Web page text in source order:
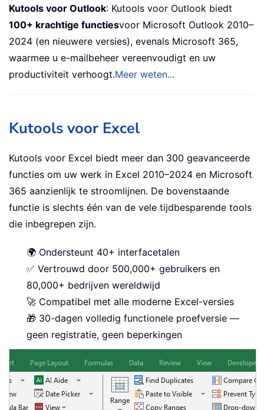
Kutools voor Outlook: Kutools voor Outlook biedt
100+ krachtige functiesvoor Microsoft Outlook 2010–
2024 (en nieuwere versies), evenals Microsoft 365,
waarmee u e-mailbeheer vereenvoudigt en uw
productiviteit verhoogt.Meer weten...
Kutools voor Excel
Kutools voor Excel biedt meer dan 300 geavanceerde
functies om uw werk in Excel 2010–2024 en Microsoft
365 aanzienlijk te stroomlijnen. De bovenstaande
functie is slechts één van de vele tijdbesparende tools
die inbegrepen zijn.
🌍 Ondersteunt 40+ interfacetalen
✅ Vertrouwd door 500,000+ gebruikers en
80,000+ bedrijven wereldwijd
🚀 Compatibel met alle moderne Excel-versies
🎁 30-dagen volledig functionele proefversie —
geen registratie, geen beperkingen